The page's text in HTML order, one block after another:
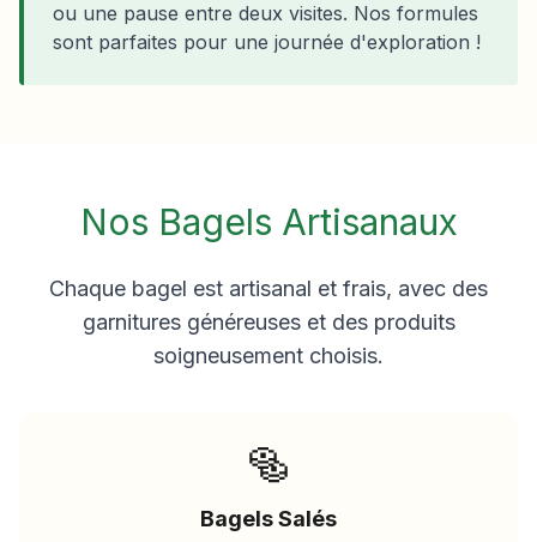
ou une pause entre deux visites. Nos formules
sont parfaites pour une journée d'exploration !
Nos Bagels Artisanaux
Chaque bagel est artisanal et frais, avec des
garnitures généreuses et des produits
soigneusement choisis.
🥯
Bagels Salés